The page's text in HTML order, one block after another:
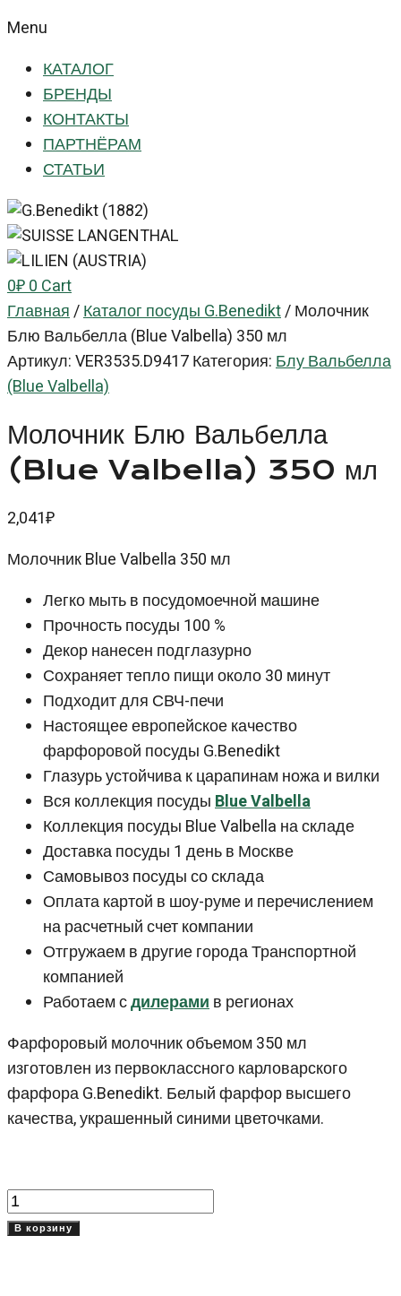
Menu
КАТАЛОГ
БРЕНДЫ
КОНТАКТЫ
ПАРТНЁРАМ
СТАТЬИ
0₽0Cart
Главная/Каталог посуды G.Benedikt/Молочник
Блю Вальбелла (Blue Valbella) 350 мл
Артикул:VER3535.D9417Категория:Блу Вальбелла
(Blue Valbella)
Молочник Блю Вальбелла
(Blue Valbella) 350 мл
2,041₽
Молочник Blue Valbella 350 мл
Легко мыть в посудомоечной машине
Прочность посуды 100 %
Декор нанесен подглазурно
Сохраняет тепло пищи около 30 минут
Подходит для СВЧ-печи
Настоящее европейское качество
фарфоровой посуды G.Benedikt
Глазурь устойчива к царапинам ножа и вилки
Вся коллекция посудыBlue Valbella
Коллекция посуды Blue Valbella на складе
Доставка посуды 1 день в Москве
Самовывоз посуды со склада
Оплата картой в шоу-руме и перечислением
на расчетный счет компании
Отгружаем в другие города Транспортной
компанией
Работаем сдилерамив регионах
Фарфоровый молочник объемом 350 мл
изготовлен из первоклассного карловарского
фарфора G.Benedikt. Белый фарфор высшего
качества, украшенный синими цветочками.
Количество
товара
В корзину